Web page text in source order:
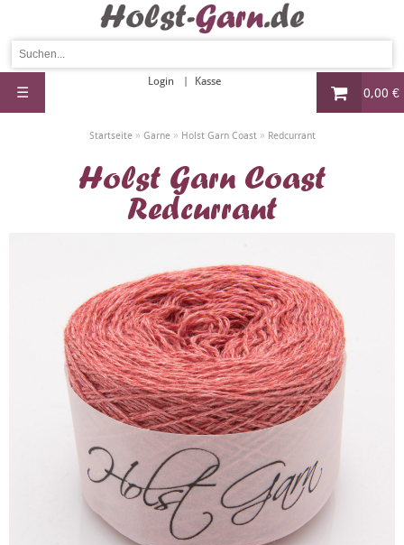
0,00 €
Login Kasse
☰
Startseite» Garne» Holst Garn Coast» Redcurrant
Holst Garn Coast
Redcurrant